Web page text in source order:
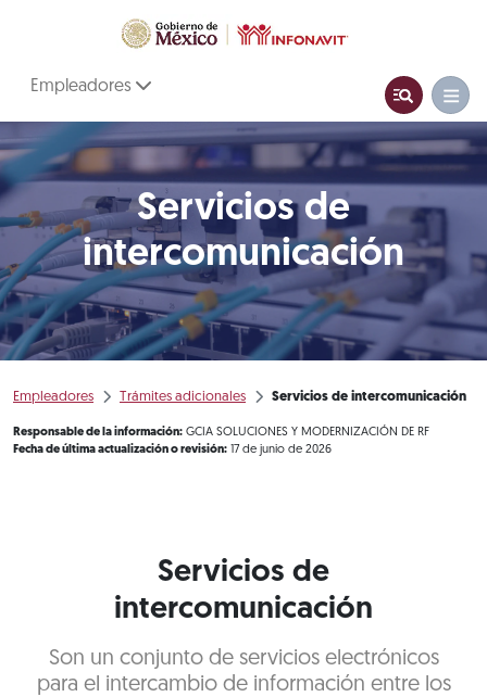
Empleadores
Servicios de
intercomunicación
Empleadores Trámites adicionales Servicios de intercomunicación
Responsable de la información: GCIA SOLUCIONES Y MODERNIZACIÓN DE RF
Fecha de última actualización o revisión: 17 de junio de 2026
Servicios de
intercomunicación
Son un conjunto de servicios electrónicos
para el intercambio de información entre los